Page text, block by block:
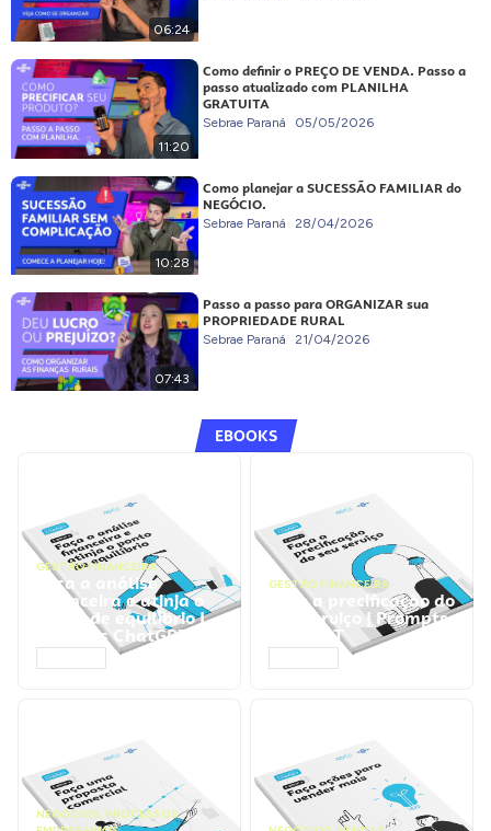
06:24
11:20
Como definir o PREÇO DE VENDA. Passo a
passo atualizado com PLANILHA
GRATUITA
Sebrae Paraná 05/05/2026
10:28
Como planejar a SUCESSÃO FAMILIAR do
NEGÓCIO.
Sebrae Paraná 28/04/2026
07:43
Passo a passo para ORGANIZAR sua
PROPRIEDADE RURAL
Sebrae Paraná 21/04/2026
EBOOKS
GESTÃO FINANCEIRA
Faça a análise
financeira e atinja o
ponto de equilíbrio |
Prompts ChatGPT
GESTÃO FINANCEIRA
Faça a precificação do
seu serviço | Prompts
ChatGPT
NEGÓCIOS, PROCESSOS